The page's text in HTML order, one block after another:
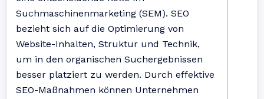
Suchmaschinenmarketing (SEM). SEO
bezieht sich auf die Optimierung von
Website-Inhalten, Struktur und Technik,
um in den organischen Suchergebnissen
besser platziert zu werden. Durch effektive
SEO-Maßnahmen können Unternehmen